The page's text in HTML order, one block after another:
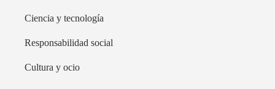
Ciencia y tecnología
Responsabilidad social
Cultura y ocio